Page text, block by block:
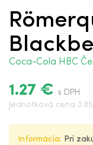
Coca-Cola HBC
1.27 € s DPH
Jednotková cena
Informácia: Pri